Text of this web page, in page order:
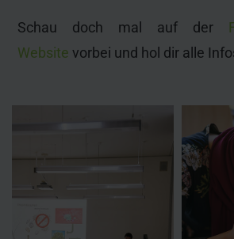
Schau doch mal auf der
Website vorbei und hol dir alle